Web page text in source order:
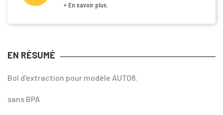
+ En savoir plus.
EN RÉSUMÉ
Bol d'extraction pour modèle AUTO8.
sans BPA